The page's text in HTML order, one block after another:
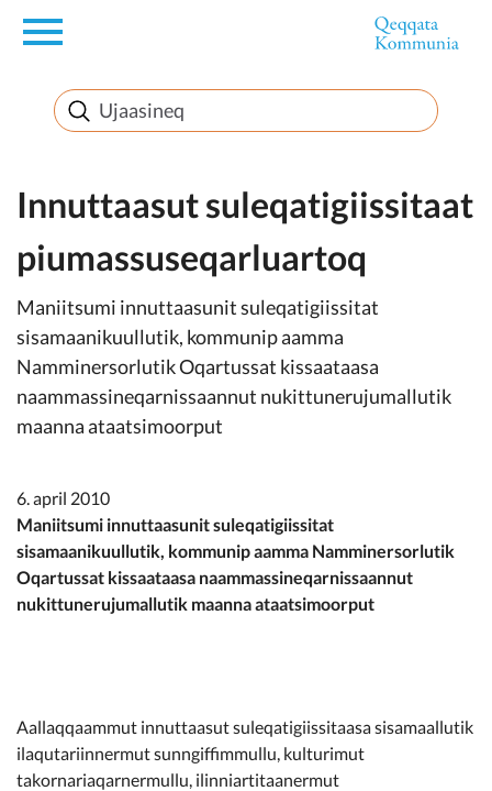
en
Innuttaasunut
Inuussutissarsiorneq
Politikki
Takornariat
Imminut sullinneq
Kommunimi pilersaarut
Kommune pillugu
Innuttaasut suleqatigiissitaat
piumassuseqarluartoq
Maniitsumi innuttaasunit suleqatigiissitat
sisamaanikuullutik, kommunip aamma
Namminersorlutik Oqartussat kissaataasa
naammassineqarnissaannut nukittunerujumallutik
maanna ataatsimoorput
6. april 2010
Maniitsumi innuttaasunit suleqatigiissitat
sisamaanikuullutik, kommunip aamma Namminersorlutik
Oqartussat kissaataasa naammassineqarnissaannut
nukittunerujumallutik maanna ataatsimoorput
Aallaqqaammut innuttaasut suleqatigiissitaasa sisamaallutik
ilaqutariinnermut sunngiffimmullu, kulturimut
takornariaqarnermullu, ilinniartitaanermut